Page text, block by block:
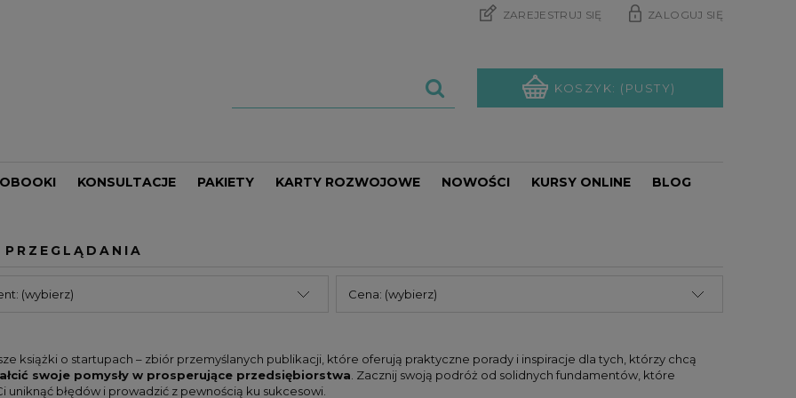
ZAREJESTRUJ SIĘ ZALOGUJ SIĘ
KOSZYK: (PUSTY)
KREATYWNOŚĆ
MARKETING
FRYDERYK KARZEŁEK
JAMES ALTUCHER
KONSULTACJE PAKIETY KARTY ROZWOJOWE NOWOŚCI KURSY ONLINE BLOG
PRZEGLĄDANIA
(wybierz) Cena: (wybierz)
książki o startupach – zbiór przemyślanych publikacji, które oferują praktyczne porady i inspiracje dla tych, którzy chcą
swoje pomysły w prosperujące przedsiębiorstwa . Zacznij swoją podróż od solidnych fundamentów, które
uniknąć błędów i prowadzić z pewnością ku sukcesowi.